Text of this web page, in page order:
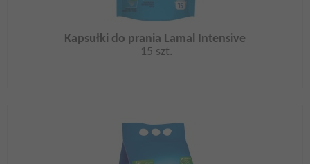
Kapsułki do prania Lamal Intensive
15 szt.